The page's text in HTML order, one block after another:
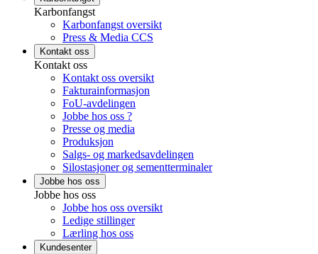
Karbonfangst
Karbonfangst oversikt
Press & Media CCS
Kontakt oss
Kontakt oss
Kontakt oss oversikt
Fakturainformasjon
FoU-avdelingen
Jobbe hos oss ?
Presse og media
Produksjon
Salgs- og markedsavdelingen
Silostasjoner og sementterminaler
Jobbe hos oss
Jobbe hos oss
Jobbe hos oss oversikt
Ledige stillinger
Lærling hos oss
Kundesenter